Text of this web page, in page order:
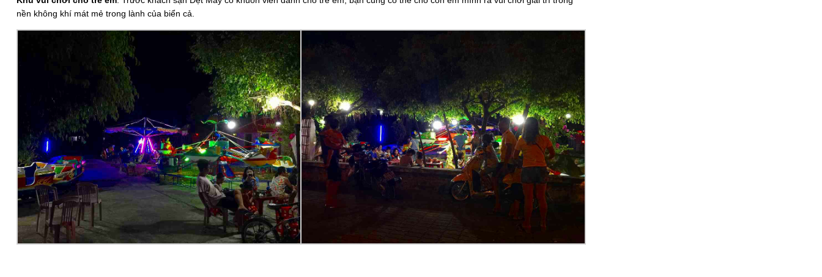
nền không khí mát mẻ trong lành của biển cả.